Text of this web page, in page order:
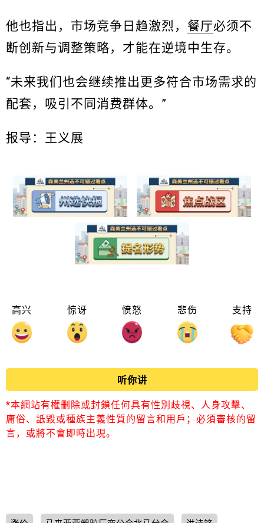
他也指出，市场竞争日趋激烈， 餐厅必须不
断创新与调整策略，才能在逆境中生存。
“未来我们也会继续推出更多符合市场需求的
配套，吸引不同消费群体。”
报导：王义展
高兴 惊讶 愤怒 悲伤 支持
听你讲
*本網站有權刪除或封鎖任何具有性別歧視、人身攻擊、
庸俗、詆毀或種族主義性質的留言和用戶；必須審核的留
言，或將不會即時出現。